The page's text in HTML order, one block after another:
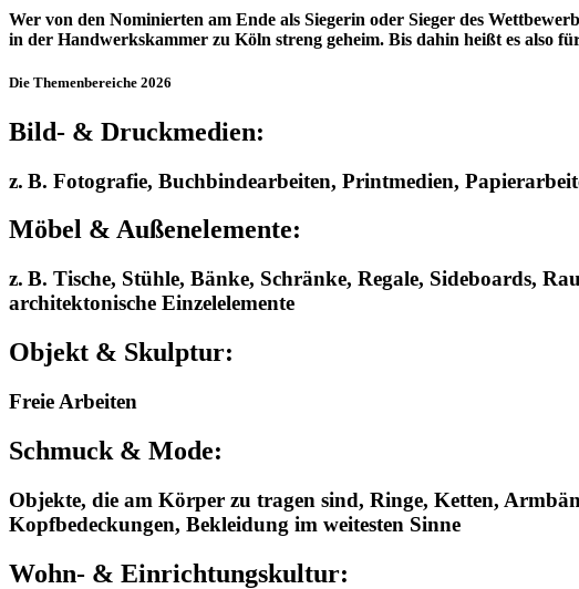
Wer von den Nominierten am Ende als Siegerin oder Sieger des
in der Handwerkskammer zu Köln streng geheim. Bis dahin heißt es also
Die Themenbereiche 2026
Bild- & Druckmedien:
z. B. Fotografie, Buchbindearbeiten, Printmedien,
Möbel & Außenelemente:
z. B. Tische, Stühle, Bänke, Schränke, Regale, Sideboards,
architektonische Einzelelemente
Objekt & Skulptur:
Freie Arbeiten
Schmuck & Mode:
Objekte, die am Körper zu tragen sind, Ringe, Ketten,
Kopfbedeckungen, Bekleidung im weitesten Sinne
Wohn- & Einrichtungskultur: